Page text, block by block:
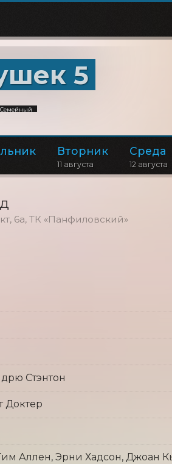
5
Семейный
Вторник
11 августа
Среда
12 августа
6а, ТК «Панфиловский»
Стэнтон
Доктер
Аллен, Эрни Хадсон, Джоан